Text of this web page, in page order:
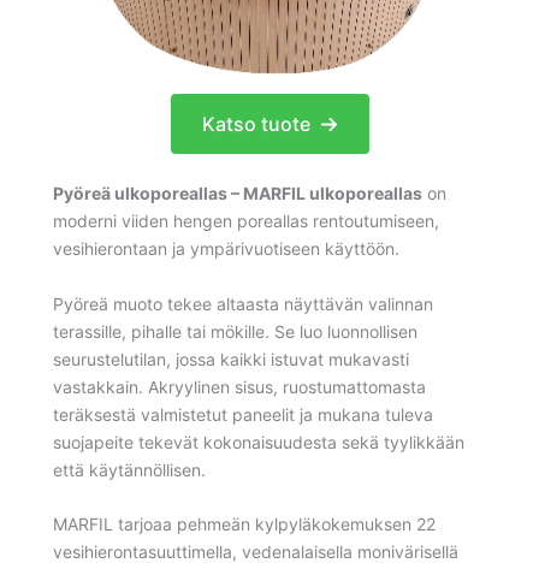
Katso tuote
Pyöreä ulkoporeallas – MARFIL ulkoporeallas on
moderni viiden hengen poreallas rentoutumiseen,
vesihierontaan ja ympärivuotiseen käyttöön.
Pyöreä muoto tekee altaasta näyttävän valinnan
terassille, pihalle tai mökille. Se luo luonnollisen
seurustelutilan, jossa kaikki istuvat mukavasti
vastakkain. Akryylinen sisus, ruostumattomasta
teräksestä valmistetut paneelit ja mukana tuleva
suojapeite tekevät kokonaisuudesta sekä tyylikkään
että käytännöllisen.
MARFIL tarjoaa pehmeän kylpyläkokemuksen 22
vesihierontasuuttimella, vedenalaisella monivärisellä